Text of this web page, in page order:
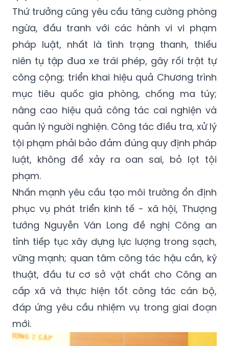
Thứ trưởng cũng yêu cầu tăng cường phòng
ngừa, đấu tranh với các hành vi vi phạm
pháp luật, nhất là tình trạng thanh, thiếu
niên tụ tập đua xe trái phép, gây rối trật tự
công cộng; triển khai hiệu quả Chương trình
mục tiêu quốc gia phòng, chống ma túy;
nâng cao hiệu quả công tác cai nghiện và
quản lý người nghiện. Công tác điều tra, xử lý
tội phạm phải bảo đảm đúng quy định pháp
luật, không để xảy ra oan sai, bỏ lọt tội
phạm.
Nhấn mạnh yêu cầu tạo môi trường ổn định
phục vụ phát triển kinh tế - xã hội, Thượng
tướng Nguyễn Văn Long đề nghị Công an
tỉnh tiếp tục xây dựng lực lượng trong sạch,
vững mạnh; quan tâm công tác hậu cần, kỹ
thuật, đầu tư cơ sở vật chất cho Công an
cấp xã và thực hiện tốt công tác cán bộ,
đáp ứng yêu cầu nhiệm vụ trong giai đoạn
mới.